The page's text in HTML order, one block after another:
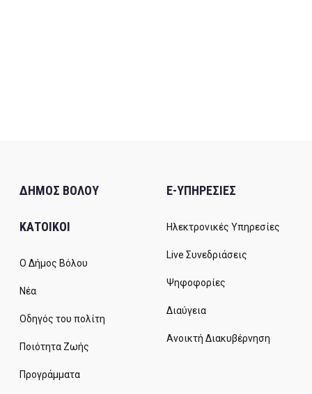
ΔΗΜΟΣ ΒΟΛΟΥ
ΚΑΤΟΙΚΟΙ
Ο Δήμος Βόλου
Νέα
Οδηγός του πολίτη
Ποιότητα Ζωής
Προγράμματα
E-ΥΠΗΡΕΣΙΕΣ
Ηλεκτρονικές Υπηρεσίες
Live Συνεδριάσεις
Ψηφοφορίες
Διαύγεια
Ανοικτή Διακυβέρνηση